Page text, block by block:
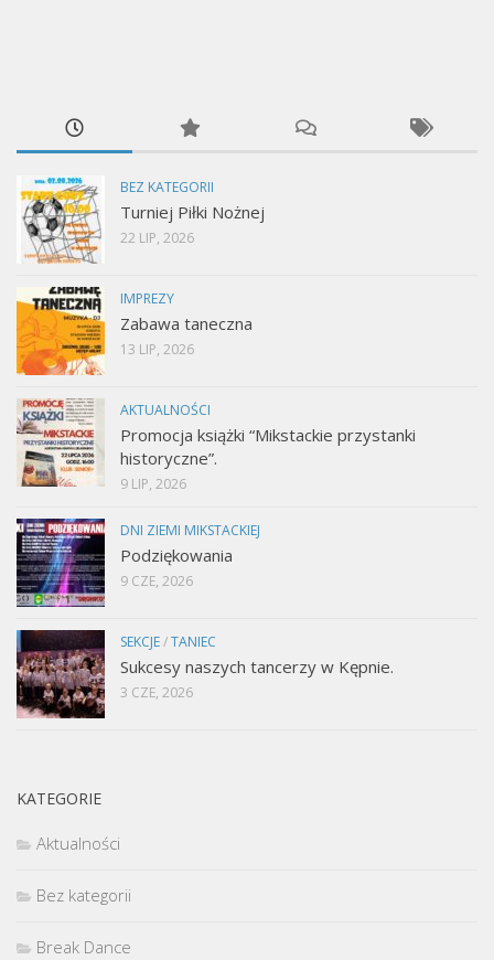
BEZ KATEGORII
Turniej Piłki Nożnej
22 LIP, 2026
IMPREZY
Zabawa taneczna
13 LIP, 2026
AKTUALNOŚCI
Promocja książki “Mikstackie przystanki
historyczne”.
9 LIP, 2026
DNI ZIEMI MIKSTACKIEJ
Podziękowania
9 CZE, 2026
SEKCJE/TANIEC
Sukcesy naszych tancerzy w Kępnie.
3 CZE, 2026
KATEGORIE
Aktualności
Bez kategorii
Break Dance